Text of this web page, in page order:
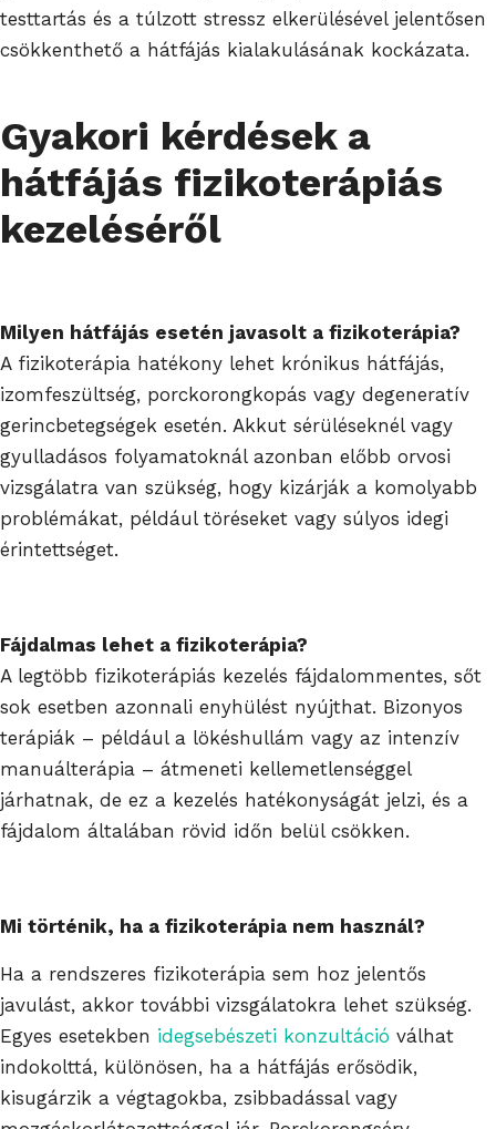
testtartás és a túlzott stressz elkerülésével jelentősen
csökkenthető a hátfájás kialakulásának kockázata.
Gyakori kérdések a
hátfájás fizikoterápiás
kezeléséről
Milyen hátfájás esetén javasolt a fizikoterápia?
A fizikoterápia hatékony lehet krónikus hátfájás,
izomfeszültség, porckorongkopás vagy degeneratív
gerincbetegségek esetén. Akkut sérüléseknél vagy
gyulladásos folyamatoknál azonban előbb orvosi
vizsgálatra van szükség, hogy kizárják a komolyabb
problémákat, például töréseket vagy súlyos idegi
érintettséget.
Fájdalmas lehet a fizikoterápia?
A legtöbb fizikoterápiás kezelés fájdalommentes, sőt
sok esetben azonnali enyhülést nyújthat. Bizonyos
terápiák – például a lökéshullám vagy az intenzív
manuálterápia – átmeneti kellemetlenséggel
járhatnak, de ez a kezelés hatékonyságát jelzi, és a
fájdalom általában rövid időn belül csökken.
Mi történik, ha a fizikoterápia nem használ?
Ha a rendszeres fizikoterápia sem hoz jelentős
javulást, akkor további vizsgálatokra lehet szükség.
Egyes esetekben idegsebészeti konzultáció válhat
indokolttá, különösen, ha a hátfájás erősödik,
kisugárzik a végtagokba, zsibbadással vagy